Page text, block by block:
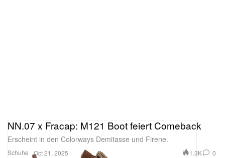
Schuhe
NN.07 x Fracap: M121 Boot feiert Comeback
Erscheint in den Colorways Demitasse und Firene.
Oct 21, 2025 1.3K 0